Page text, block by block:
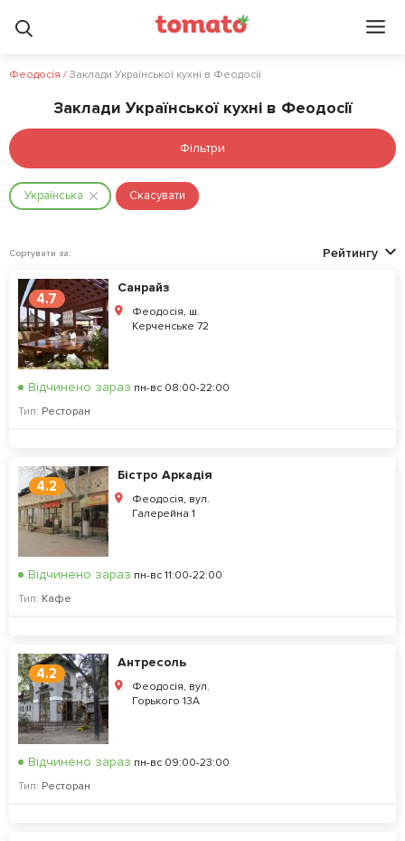
Феодосія / Заклади Української кухні в Феодосії
Заклади Української кухні в Феодосії
Фільтри
Українська Скасувати
Сортувати за: Рейтингу
4.7
Санрайз
Феодосія, ш.
Керченське 72
Відчинено зараз пн-вс 08:00-22:00
Тип: Ресторан
4.2
Бістро Аркадія
Феодосія, вул.
Галерейна 1
Відчинено зараз пн-вс 11:00-22:00
Тип: Кафе
4.2
Антресоль
Феодосія, вул.
Горького 13А
Відчинено зараз пн-вс 09:00-23:00
Тип: Ресторан